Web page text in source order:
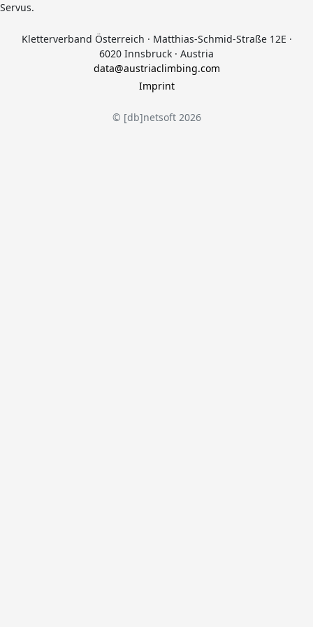
Servus.
Kletterverband Österreich · Matthias-Schmid-Straße 12E ·
6020 Innsbruck · Austria
data@austriaclimbing.com
Imprint
© [db]netsoft2026